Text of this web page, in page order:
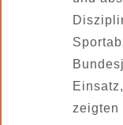
zeigten